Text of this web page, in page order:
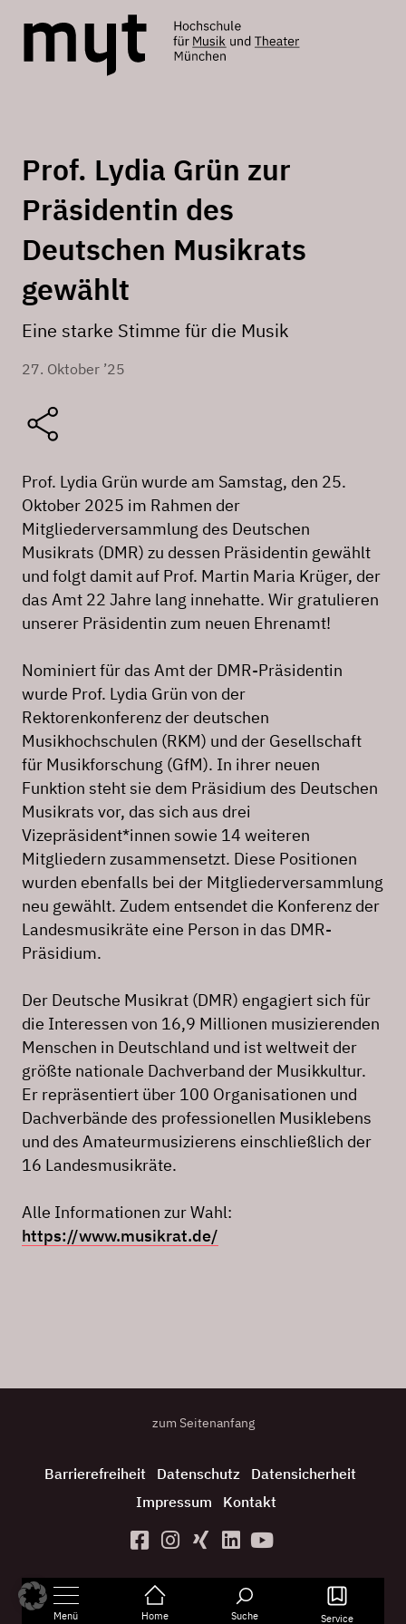
Menü Home Suche Service
Prof. Lydia Grün zur
Präsidentin des
Deutschen Musikrats
gewählt
Eine starke Stimme für die Musik
27. Oktober ’25
Prof. Lydia Grün wurde am Samstag, den 25.
Oktober 2025 im Rahmen der
Mitgliederversammlung des Deutschen
Musikrats (DMR) zu dessen Präsidentin gewählt
und folgt damit auf Prof. Martin Maria Krüger, der
das Amt 22 Jahre lang innehatte. Wir gratulieren
unserer Präsidentin zum neuen Ehrenamt!
Nominiert für das Amt der DMR-Präsidentin
wurde Prof. Lydia Grün von der
Rektorenkonferenz der deutschen
Musikhochschulen (RKM) und der Gesellschaft
für Musikforschung (GfM). In ihrer neuen
Funktion steht sie dem Präsidium des Deutschen
Musikrats vor, das sich aus drei
Vizepräsident*innen sowie 14 weiteren
Mitgliedern zusammensetzt. Diese Positionen
wurden ebenfalls bei der Mitgliederversammlung
neu gewählt. Zudem entsendet die Konferenz der
Landesmusikräte eine Person in das DMR-
Präsidium.
Der Deutsche Musikrat (DMR) engagiert sich für
die Interessen von 16,9 Millionen musizierenden
Menschen in Deutschland und ist weltweit der
größte nationale Dachverband der Musikkultur.
Er repräsentiert über 100 Organisationen und
Dachverbände des professionellen Musiklebens
und des Amateurmusizierens einschließlich der
16 Landesmusikräte.
Alle Informationen zur Wahl:
https://www.musikrat.de/
zum Seitenanfang
Barrierefreiheit Datenschutz
Datensicherheit
Impressum
Kontakt